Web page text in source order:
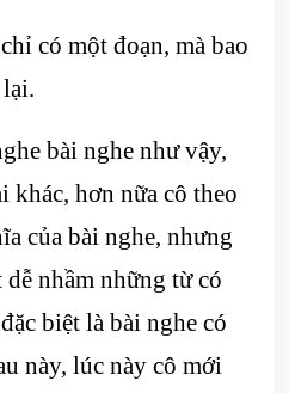
có một đoạn, mà bao
bài nghe như vậy,
khác, hơn nữa cô theo
của bài nghe, nhưng
nhầm những từ có
biệt là bài nghe có
này, lúc này cô mới